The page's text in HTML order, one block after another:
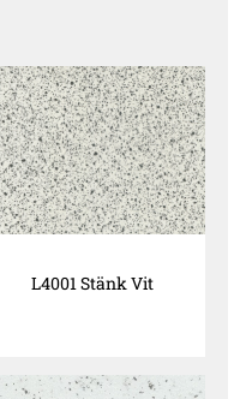
L4001 Stänk Vit